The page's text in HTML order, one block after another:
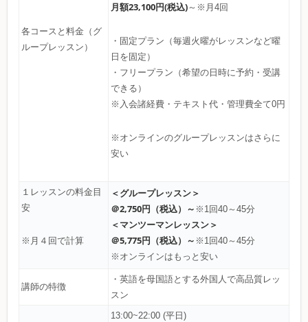
各コースと料金（グ
ループレッスン）
月額23,100円(税込)～※月4回
・固定プラン（毎週火曜がレッスンなど曜
日を固定）
・フリープラン（希望の日時に予約・受講
できる）
※入会諸経費・テキスト代・管理費全て0円
※オンラインのグループレッスンはさらに
安い
１レッスンの料金目
安
※月４回で計算
＜グループレッスン＞
＠2,750円（税込）～ ※1回40～45分
＜マンツーマンレッスン＞
＠5,775円（税込）～ ※1回40～45分
※オンラインはもっと安い
講師の特徴
・英語を母国語とする外国人で高品質レッ
スン
13:00~22:00 (平日)